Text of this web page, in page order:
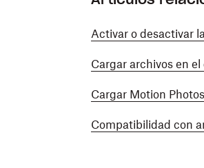
Revisa tu
Si usas datos
Activar o desactivar
Cargar archivos en el
Cargar Motion
Compatibilidad con